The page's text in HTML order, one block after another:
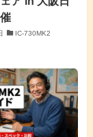
IC-730MK2